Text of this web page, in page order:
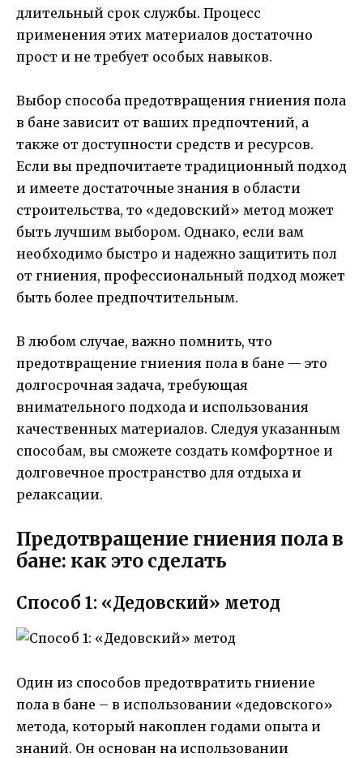
длительный срок службы. Процесс
применения этих материалов достаточно
прост и не требует особых навыков.
Выбор способа предотвращения гниения пола
в бане зависит от ваших предпочтений, а
также от доступности средств и ресурсов.
Если вы предпочитаете традиционный подход
и имеете достаточные знания в области
строительства, то «дедовский» метод может
быть лучшим выбором. Однако, если вам
необходимо быстро и надежно защитить пол
от гниения, профессиональный подход может
быть более предпочтительным.
В любом случае, важно помнить, что
предотвращение гниения пола в бане — это
долгосрочная задача, требующая
внимательного подхода и использования
качественных материалов. Следуя указанным
способам, вы сможете создать комфортное и
долговечное пространство для отдыха и
релаксации.
Предотвращение гниения пола в
бане: как это сделать
Способ 1: «Дедовский» метод
Один из способов предотвратить гниение
пола в бане – в использовании «дедовского»
метода, который накоплен годами опыта и
знаний. Он основан на использовании